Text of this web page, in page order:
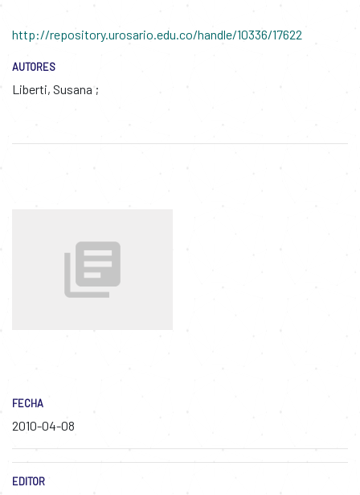
http://repository.urosario.edu.co/handle/10336/17622
AUTORES
Liberti, Susana
FECHA
2010-04-08
EDITOR